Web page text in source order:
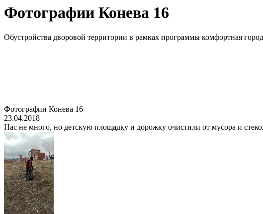
Фотографии Конева 16
Обустройства дворовой территории в рамках программы комфортная
Фотографии Конева 16
23.04.2018
Нас не много, но детскую площадку и дорожку очистили от мусора и